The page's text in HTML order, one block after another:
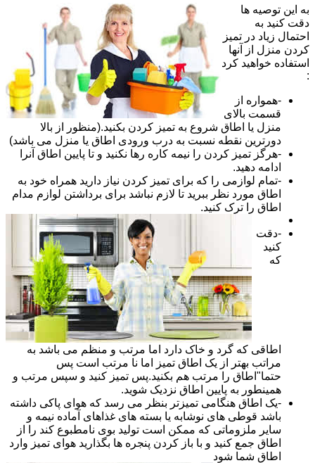
به این توصیه ها
دقت کنید به
احتمال زیاد در تمیز
کردن منزل از آنها
استفاده خواهید کرد
:
-همواره از
قسمت بالای
منزل یا اطاق شروع به تمیز کردن بکنید.(منظور از بالا
دورترین نقطه نسبت به درب ورودی اطاق یا منزل می باشد)
-هرگز تمیز کردن را نیمه کاره رها نکنید و تا پایین اطاق آنرا
ادامه دهید.
-تمام لوازمی را که برای تمیز کردن نیاز دارید همراه خود به
اطاق مورد نظر ببرید تا لازم نباشد برای برداشتن لوازم مدام
اطاق را ترک کنید.
-دقت
کنید
که
اطاقی که گرد و خاک دارد اما مرتب و منظم می باشد به
مراتب بهتر از یک اطاق تمیز اما نا مرتب است پس
حتما"اطاق را مرتب هم بکنید.پس تمیز کنید و سپس مرتب و
همینطور به پایین اطاق نزدیک شوید.
-یک اطاق هنگامی تمیزتر بنظر می رسد که هوای پاکی داشته
باشد قوطی های نوشابه یا بسته های غذاهای آماده نیمه و
سایر ملزوماتی که ممکن است تولید بوی نامطبوع کند را از
اطاق جمع کنید و با باز کردن پنجره ها بگذارید هوای تمیز وارد
اطاق شما شود